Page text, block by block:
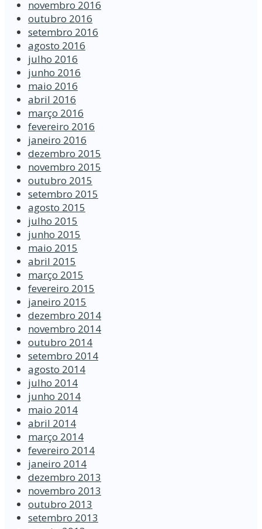
novembro 2016
outubro 2016
setembro 2016
agosto 2016
julho 2016
junho 2016
maio 2016
abril 2016
março 2016
fevereiro 2016
janeiro 2016
dezembro 2015
novembro 2015
outubro 2015
setembro 2015
agosto 2015
julho 2015
junho 2015
maio 2015
abril 2015
março 2015
fevereiro 2015
janeiro 2015
dezembro 2014
novembro 2014
outubro 2014
setembro 2014
agosto 2014
julho 2014
junho 2014
maio 2014
abril 2014
março 2014
fevereiro 2014
janeiro 2014
dezembro 2013
novembro 2013
outubro 2013
setembro 2013